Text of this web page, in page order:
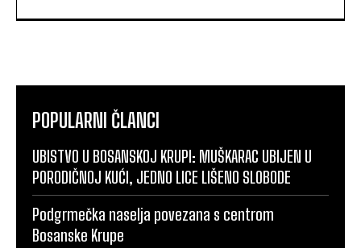
POPULARNI ČLANCI
UBISTVO U BOSANSKOJ KRUPI: MUŠKARAC UBIJEN U
PORODIČNOJ KUĆI, JEDNO LICE LIŠENO SLOBODE
Podgrmečka naselja povezana s centrom
Bosanske Krupe